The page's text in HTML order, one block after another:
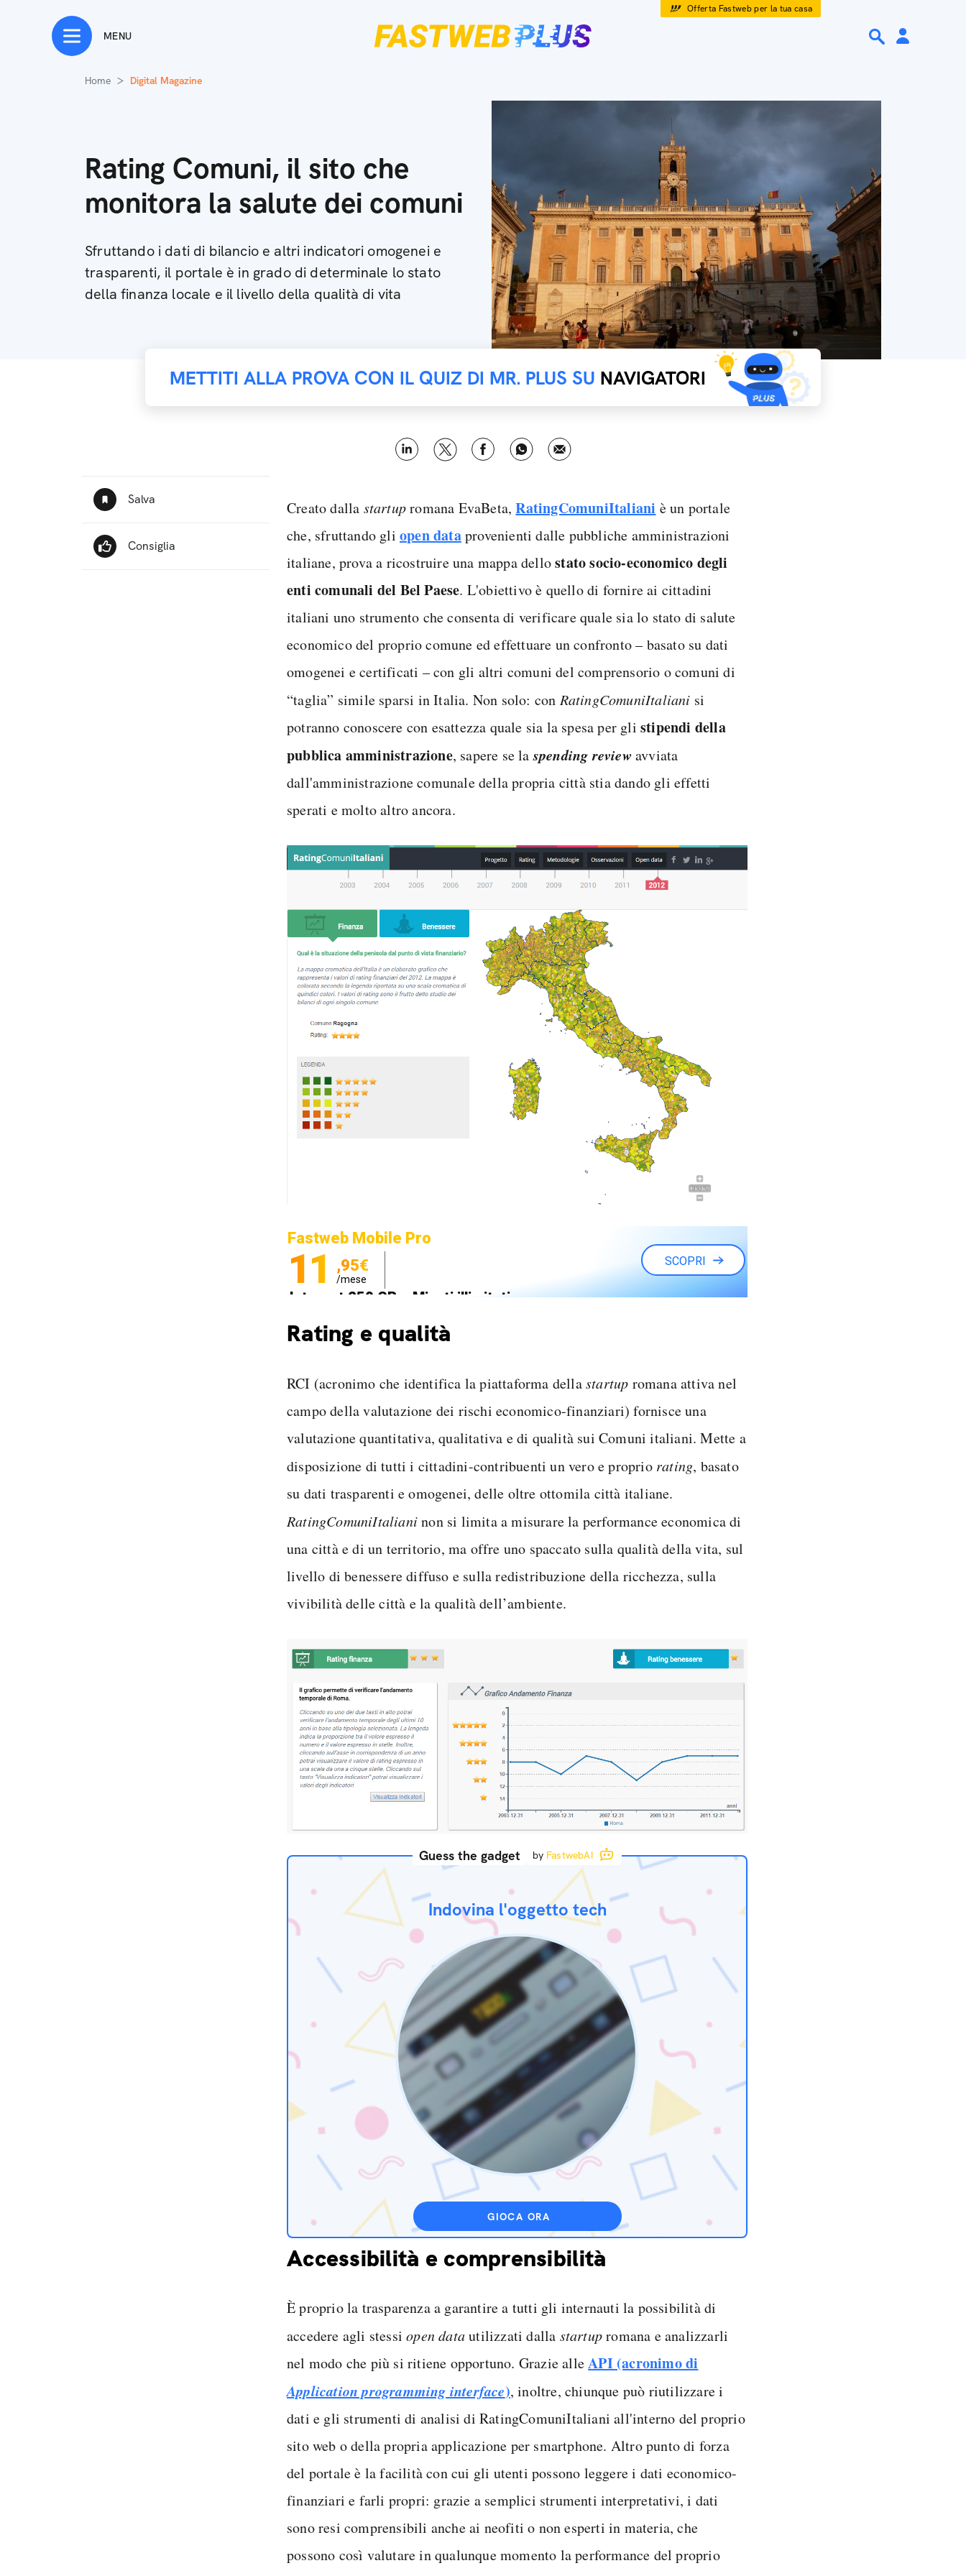
Offerta Fastweb per la tua casa
MENU
Home Digital Magazine
Rating Comuni, il sito che
monitora la salute dei comuni
Sfruttando i dati di bilancio e altri indicatori omogenei e
trasparenti, il portale è in grado di determinale lo stato
della finanza locale e il livello della qualità di vita
METTITI ALLA PROVA CON IL QUIZ DI MR. PLUS SU NAVIGATORI
Creato dalla startupromana EvaBeta,RatingComuniItaliani è un portale
che, sfruttando gli open dataprovenienti dalle pubbliche amministrazioni
italiane, prova a ricostruire una mappa dellostato socio-economico degli
enti comunali del Bel Paese. L'obiettivo è quello di fornire ai cittadini
italiani uno strumento che consenta di verificare quale sia lo stato di salute
economico del proprio comune ed effettuare un confronto – basato su dati
omogenei e certificati – con gli altri comuni del comprensorio o comuni di
“taglia” simile sparsi in Italia. Non solo: con RatingComuniItaliani si
potranno conoscere con esattezza quale sia la spesa per glistipendi della
pubblica amministrazione, sapere se laspending reviewavviata
dall'amministrazione comunale della propria città stia dando gli effetti
sperati e molto altro ancora.
Fastweb Mobile Pro
11 ,95€
/mese
Internet 250 GB e Minuti illimitati
SCOPRI
Rating e qualità
RCI (acronimo che identifica la piattaforma dellastartup romana attiva nel
campo della valutazione dei rischi economico-finanziari) fornisce una
valutazione quantitativa, qualitativa e di qualità sui Comuni italiani. Mette a
disposizione di tutti i cittadini-contribuenti un vero e proprio rating, basato
su dati trasparenti e omogenei, delle oltre ottomila città italiane.
RatingComuniItalianinon si limita a misurare la performance economica di
una città e di un territorio, ma offre uno spaccato sulla qualità della vita, sul
livello di benessere diffuso e sulla redistribuzione della ricchezza, sulla
vivibilità delle città e la qualità dell’ambiente.
Guess the gadget by FastwebAI
Indovina l'oggetto tech
GIOCA ORA
Accessibilità e comprensibilità
È proprio la trasparenza a garantire a tutti gli internauti la possibilità di
accedere agli stessiopen datautilizzati dalla startupromana e analizzarli
nel modo che più si ritiene opportuno. Grazie alleAPI (acronimo di
Application programming interface), inoltre, chiunque può riutilizzare i
dati e gli strumenti di analisi di RatingComuniItaliani all'interno del proprio
sito web o della propria applicazione per smartphone. Altro punto di forza
del portale è la facilità con cui gli utenti possono leggere i dati economico-
finanziari e farli propri: grazie a semplici strumenti interpretativi, i dati
sono resi comprensibili anche ai neofiti o non esperti in materia, che
possono così valutare in qualunque momento la performance del proprio